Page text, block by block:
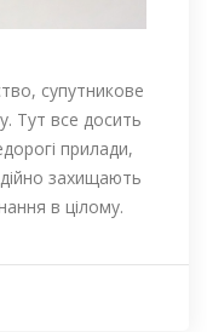
супутникове
Тут все досить
прилади,
захищають
в цілому.